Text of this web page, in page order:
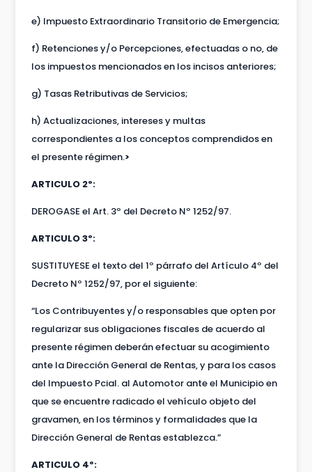
e) Impuesto Extraordinario Transitorio de Emergencia;
f) Retenciones y/o Percepciones, efectuadas o no, de
los impuestos mencionados en los incisos anteriores;
g) Tasas Retributivas de Servicios;
h) Actualizaciones, intereses y multas
correspondientes a los conceptos comprendidos en
el presente régimen.>
ARTICULO 2º:
DEROGASE el Art. 3º del Decreto Nº 1252/97.
ARTICULO 3º:
SUSTITUYESE el texto del 1º párrafo del Artículo 4º del
Decreto Nº 1252/97, por el siguiente:
“Los Contribuyentes y/o responsables que opten por
regularizar sus obligaciones fiscales de acuerdo al
presente régimen deberán efectuar su acogimiento
ante la Dirección General de Rentas, y para los casos
del Impuesto Pcial. al Automotor ante el Municipio en
que se encuentre radicado el vehículo objeto del
gravamen, en los términos y formalidades que la
Dirección General de Rentas establezca.”
ARTICULO 4º: